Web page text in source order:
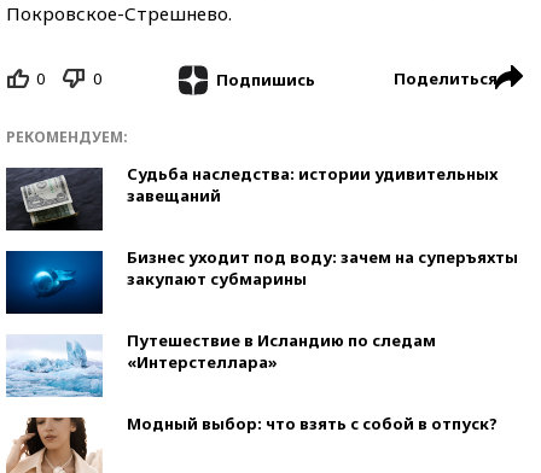
Покровское-Стрешнево.
0 0 Подпишись Поделиться
РЕКОМЕНДУЕМ:
Судьба наследства: истории удивительных
завещаний
Бизнес уходит под воду: зачем на суперъяхты
закупают субмарины
Путешествие в Исландию по следам
«Интерстеллара»
Модный выбор: что взять с собой в отпуск?